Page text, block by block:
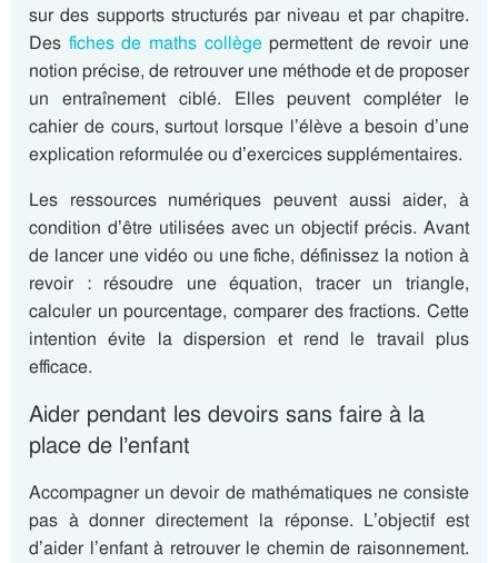
sur des supports structurés par niveau et par chapitre.
Des fiches de maths collègepermettent de revoir une
notion précise, de retrouver une méthode et de proposer
un entraînement ciblé. Elles peuvent compléter le
cahier de cours, surtout lorsque l’élève a besoin d’une
explication reformulée ou d’exercices supplémentaires.
Les ressources numériques peuvent aussi aider, à
condition d’être utilisées avec un objectif précis. Avant
de lancer une vidéo ou une fiche, définissez la notion à
revoir : résoudre une équation, tracer un triangle,
calculer un pourcentage, comparer des fractions. Cette
intention évite la dispersion et rend le travail plus
efficace.
Aider pendant les devoirs sans faire à la
place de l’enfant
Accompagner un devoir de mathématiques ne consiste
pas à donner directement la réponse. L’objectif est
d’aider l’enfant à retrouver le chemin de raisonnement.